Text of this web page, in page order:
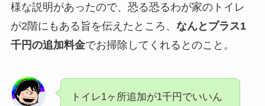
様な説明があったので、恐る恐るわが家のトイレ
が2階にもある旨を伝えたところ、 なんとプラス1
千円の追加料金でお掃除してくれるとのこと。
トイレ1ヶ所追加が1千円でいいん